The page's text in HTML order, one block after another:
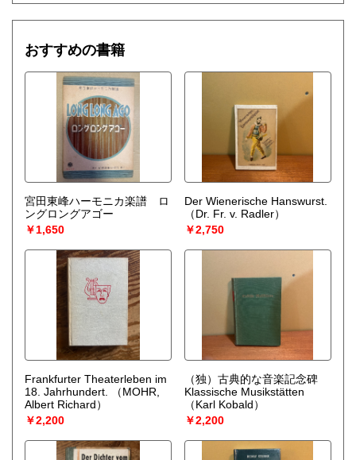
おすすめの書籍
宮田東峰ハーモニカ楽譜 ロ
ングロングアゴー
￥1,650
Der Wienerische Hanswurst.
（Dr. Fr. v. Radler）
￥2,750
Frankfurter Theaterleben im
18. Jahrhundert.
（MOHR,
Albert Richard）
￥2,200
（独）古典的な音楽記念碑
Klassische Musikstätten
（Karl Kobald）
￥2,200